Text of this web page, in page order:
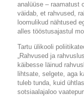
analüüse – raamatust
väidab, et rahvused,
loomulikud nähtused
alles tööstusajastul
Tartu ülikooli
„Rahvused ja
käibesse läinud
lihtsate, selgete, aga
tuleb tunda, kuid
sotsiaalajaloo